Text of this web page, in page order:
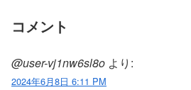
コメント
@user-vj1nw6sl8o より:
2024年6月8日 6:11 PM